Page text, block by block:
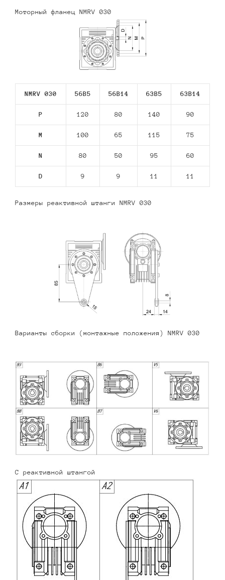
Моторный фланец NMRV 030
NMRV 030 56В5 56В14 63В5 63В14
P 120 80 140 90
M 100 65 115 75
N 80 50 95 60
D 9 9 11 11
Размеры реактивной штанги NMRV 030
Варианты сборки (монтажные положения) NMRV 030
С реактивной штангой